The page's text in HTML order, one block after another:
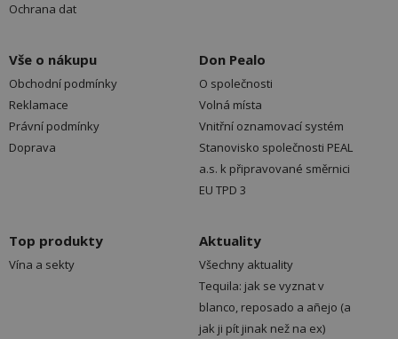
Ochrana dat
Vše o nákupu
Obchodní podmínky
Reklamace
Právní podmínky
Doprava
Don Pealo
O společnosti
Volná místa
Vnitřní oznamovací systém
Stanovisko společnosti PEAL
a.s. k připravované směrnici
EU TPD 3
Top produkty
Vína a sekty
Aktuality
Všechny aktuality
Tequila: jak se vyznat v
blanco, reposado a añejo (a
jak ji pít jinak než na ex)